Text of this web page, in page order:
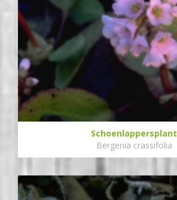
Schoenlappersplant
Bergenia crassifolia